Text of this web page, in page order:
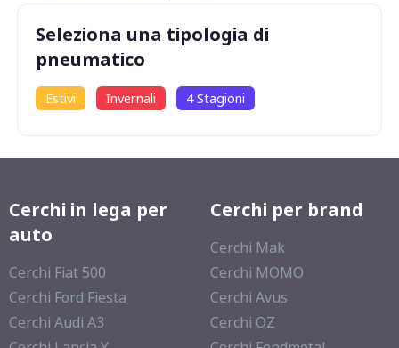
Seleziona una tipologia di
pneumatico
Estivi Invernali 4 Stagioni
Cerchi in lega per
auto
Cerchi Fiat 500
Cerchi Ford Fiesta
Cerchi Audi A3
Cerchi per brand
Cerchi Mak
Cerchi MOMO
Cerchi Avus
Cerchi OZ